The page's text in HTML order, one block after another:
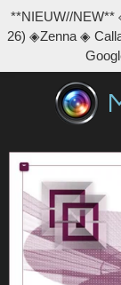
Ga
direct
de
hoofdinhoud
**NIEUW//NEW**
26) ◈Zenna ◈